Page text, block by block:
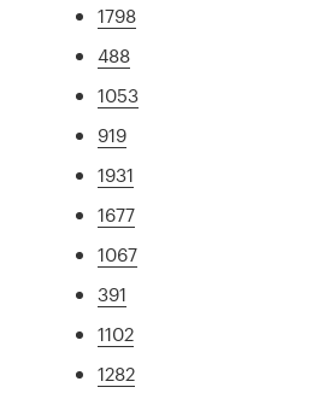
1798
488
1053
919
1931
1677
1067
391
1102
1282